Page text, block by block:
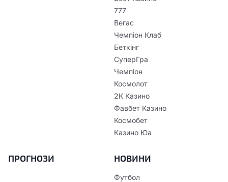
777
Вегас
Чемпіон Клаб
Беткінг
СуперГра
Чемпіон
Космолот
2К Казино
Фавбет Казино
Космобет
Казино Юа
ПРОГНОЗИ НОВИНИ
Футбол